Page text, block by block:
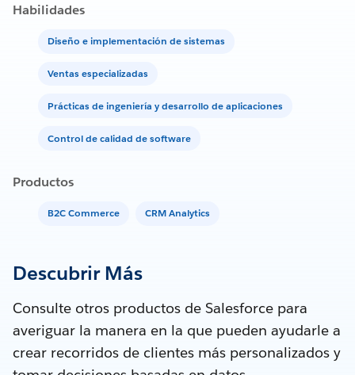
Habilidades
Diseño e implementación de sistemas
Ventas especializadas
Prácticas de ingeniería y desarrollo de aplicaciones
Control de calidad de software
Productos
B2C Commerce CRM Analytics
Descubrir Más
Consulte otros productos de Salesforce para
averiguar la manera en la que pueden ayudarle a
crear recorridos de clientes más personalizados y